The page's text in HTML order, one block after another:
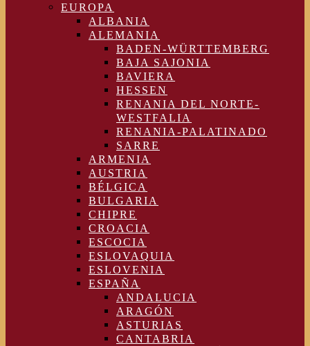
EUROPA
ALBANIA
ALEMANIA
BADEN-WÜRTTEMBERG
BAJA SAJONIA
BAVIERA
HESSEN
RENANIA DEL NORTE-
WESTFALIA
RENANIA-PALATINADO
SARRE
ARMENIA
AUSTRIA
BÉLGICA
BULGARIA
CHIPRE
CROACIA
ESCOCIA
ESLOVAQUIA
ESLOVENIA
ESPAÑA
ANDALUCIA
ARAGÓN
ASTURIAS
CANTABRIA